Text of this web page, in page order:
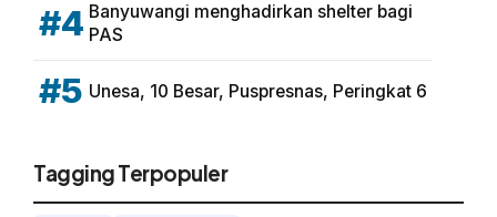
#4 Banyuwangi menghadirkan shelter bagi
PAS
#5 Unesa, 10 Besar, Puspresnas, Peringkat 6
Tagging Terpopuler